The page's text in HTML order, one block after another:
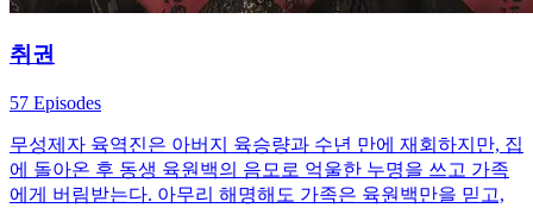
취권
57 Episodes
무성제자 육역진은 아버지 육승량과 수년 만에 재회하지만, 집
에 돌아온 후 동생 육원백의 음모로 억울한 누명을 쓰고 가족
에게 버림받는다. 아무리 해명해도 가족은 육원백만을 믿고,